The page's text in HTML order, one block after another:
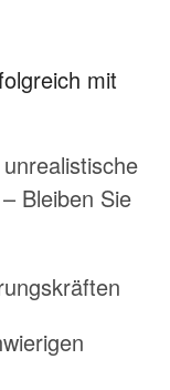
mit
Bleiben Sie